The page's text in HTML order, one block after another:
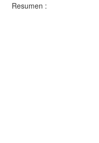
Resumen :